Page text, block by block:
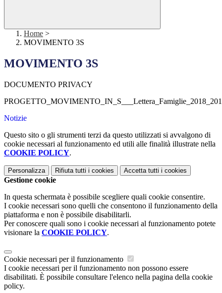
Home >
MOVIMENTO 3S
MOVIMENTO 3S
DOCUMENTO PRIVACY
Notizie
Questo sito o gli strumenti terzi da questo utilizzati si avvalgono di
cookie necessari al funzionamento ed utili alle finalità illustrate nella
COOKIE POLICY.
Personalizza Rifiuta tutti i cookies Accetta tutti i cookies
Gestione cookie
In questa schermata è possibile scegliere quali cookie consentire.
I cookie necessari sono quelli che consentono il funzionamento della
piattaforma e non è possibile disabilitarli.
Per conoscere quali sono i cookie necessari al funzionamento potete
visionare la COOKIE POLICY.
Cookie necessari per il funzionamento
I cookie necessari per il funzionamento non possono essere
disabilitati. È possibile consultare l'elenco nella pagina della cookie
policy.